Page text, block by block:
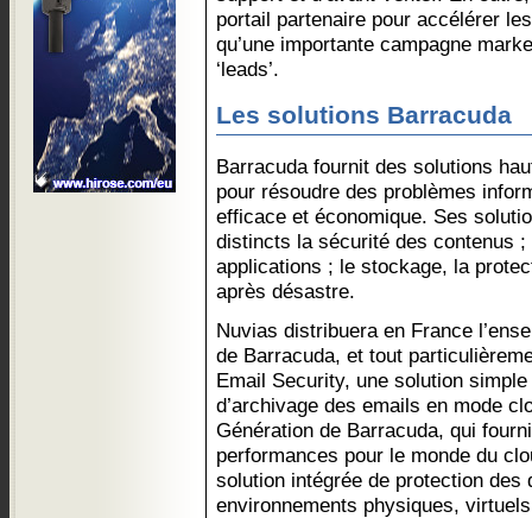
portail partenaire pour accélérer
qu’une importante campagne
‘leads’.
Les solutions Barracuda
Barracuda fournit des solutions
pour résoudre des problèmes
efficace et économique. Ses
distincts la sécurité des contenus
applications ; le stockage, la
après désastre.
Nuvias distribuera en France
de Barracuda, et tout
Email Security, une solution
d’archivage des emails en mode
Génération de Barracuda, qui
performances pour le monde du
solution intégrée de protection des
environnements physiques,